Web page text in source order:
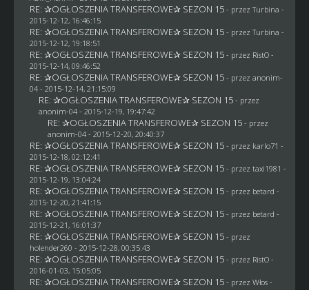
RE: ✰OGŁOSZENIA TRANSFEROWE✰ SEZON 15 - przez Turbina -
2015-12-12, 16:46:15
RE: ✰OGŁOSZENIA TRANSFEROWE✰ SEZON 15 - przez Turbina -
2015-12-12, 19:18:51
RE: ✰OGŁOSZENIA TRANSFEROWE✰ SEZON 15 - przez RistO-
2015-12-14, 09:46:52
RE: ✰OGŁOSZENIA TRANSFEROWE✰ SEZON 15 - przez anonim-
04- 2015-12-14, 21:15:09
RE: ✰OGŁOSZENIA TRANSFEROWE✰ SEZON 15 - przez
anonim-04- 2015-12-19, 19:47:42
RE: ✰OGŁOSZENIA TRANSFEROWE✰ SEZON 15 - przez
anonim-04- 2015-12-20, 20:40:37
RE: ✰OGŁOSZENIA TRANSFEROWE✰ SEZON 15 - przez karlo71 -
2015-12-18, 02:12:41
RE: ✰OGŁOSZENIA TRANSFEROWE✰ SEZON 15 - przez taxi1981 -
2015-12-19, 13:04:24
RE: ✰OGŁOSZENIA TRANSFEROWE✰ SEZON 15 - przez betard -
2015-12-20, 21:41:15
RE: ✰OGŁOSZENIA TRANSFEROWE✰ SEZON 15 - przez betard -
2015-12-21, 16:01:37
RE: ✰OGŁOSZENIA TRANSFEROWE✰ SEZON 15 - przez
holender260 - 2015-12-28, 00:35:43
RE: ✰OGŁOSZENIA TRANSFEROWE✰ SEZON 15 - przez RistO-
2016-01-03, 15:05:05
RE: ✰OGŁOSZENIA TRANSFEROWE✰ SEZON 15 - przez Włos-